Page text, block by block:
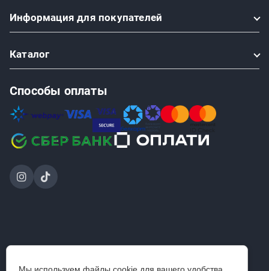
Информация для покупателей
Каталог
Способы оплаты